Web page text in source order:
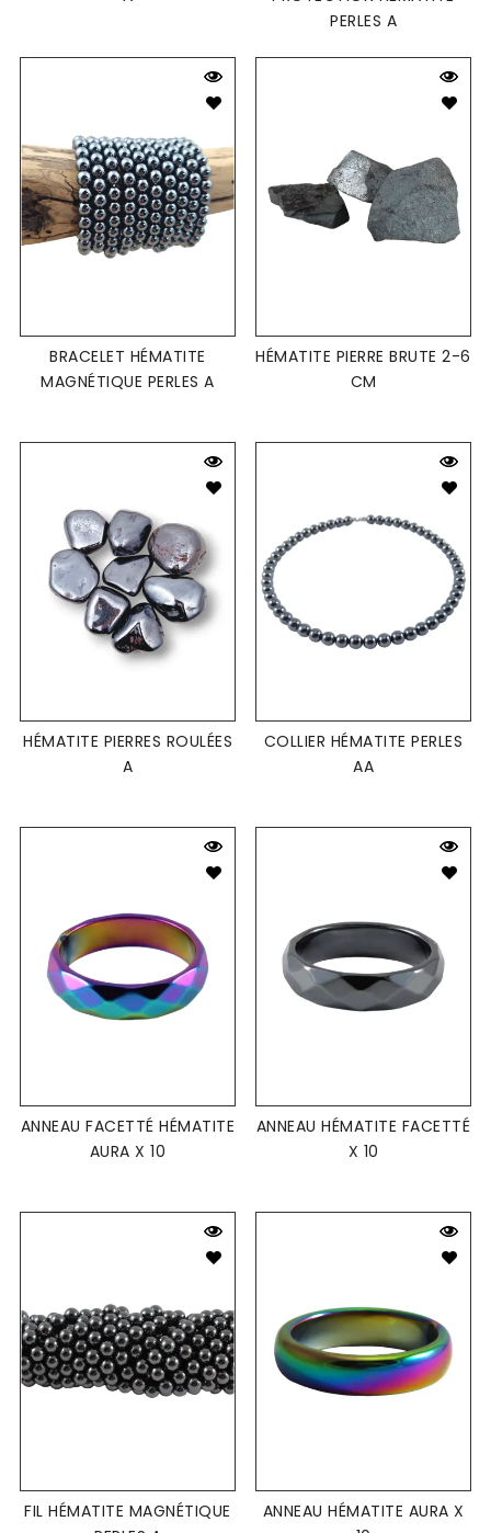
PERLES A
BRACELET HÉMATITE
MAGNÉTIQUE PERLES A
HÉMATITE PIERRE BRUTE 2-6
CM
HÉMATITE PIERRES ROULÉES
A
COLLIER HÉMATITE PERLES
AA
ANNEAU FACETTÉ HÉMATITE
AURA X 10
ANNEAU HÉMATITE FACETTÉ
X 10
FIL HÉMATITE MAGNÉTIQUE
ANNEAU HÉMATITE AURA X